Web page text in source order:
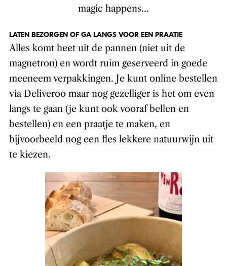
magic happens…
LATEN BEZORGEN OF GA LANGS VOOR EEN PRAATJE
Alles komt heet uit de pannen (niet uit de
magnetron) en wordt ruim geserveerd in goede
meeneem verpakkingen. Je kunt online bestellen
via Deliveroo maar nog gezelliger is het om even
langs te gaan (je kunt ook vooraf bellen en
bestellen) en een praatje te maken, en
bijvoorbeeld nog een fles lekkere natuurwijn uit
te kiezen.